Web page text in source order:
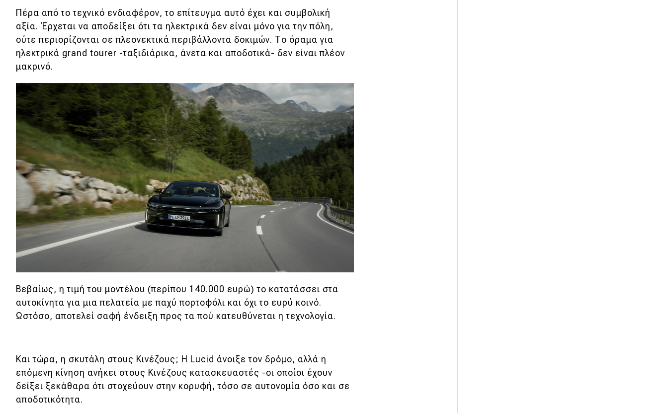
Οδική βοήθεια
eDRIVE
DRIVE USED
Πέρα από το τεχνικό ενδιαφέρον, το επίτευγμα αυτό έχει και συμβολική
αξία. Έρχεται να αποδείξει ότι τα ηλεκτρικά δεν είναι μόνο για την πόλη,
ούτε περιορίζονται σε πλεονεκτικά περιβάλλοντα δοκιμών. Το όραμα για
ηλεκτρικά grand tourer -ταξιδιάρικα, άνετα και αποδοτικά- δεν είναι πλέον
μακρινό.
Βεβαίως, η τιμή του μοντέλου (περίπου 140.000 ευρώ) το κατατάσσει στα
αυτοκίνητα για μια πελατεία με παχύ πορτοφόλι και όχι το ευρύ κοινό.
Ωστόσο, αποτελεί σαφή ένδειξη προς τα πού κατευθύνεται η τεχνολογία.
Και τώρα, η σκυτάλη στους Κινέζους; Η Lucid άνοιξε τον δρόμο, αλλά η
επόμενη κίνηση ανήκει στους Κινέζους κατασκευαστές -οι οποίοι έχουν
δείξει ξεκάθαρα ότι στοχεύουν στην κορυφή, τόσο σε αυτονομία όσο και σε
αποδοτικότητα.